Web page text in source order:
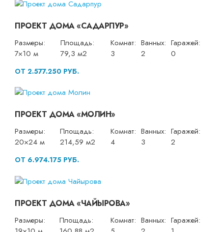
ПРОЕКТ ДОМА «САДАРПУР»
Размеры:
7×10 м
Площадь:
79,3 м2
Комнат:
3
Ванных:
2
Гаражей:
0
ОТ 2.577.250 РУБ.
ПРОЕКТ ДОМА «МОЛИН»
Размеры:
20×24 м
Площадь:
214,59 м2
Комнат:
4
Ванных:
3
Гаражей:
2
ОТ 6.974.175 РУБ.
ПРОЕКТ ДОМА «ЧАЙЫРОВА»
Размеры:
Площадь:
Комнат: Ванных: Гаражей: